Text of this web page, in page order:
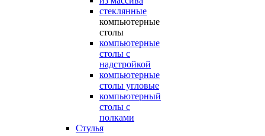
стеклянные
компьютерные
столы
компьютерные
столы с
надстройкой
компьютерные
столы угловые
компьютерный
столы с
полками
Стулья